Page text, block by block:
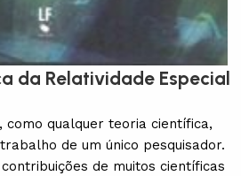
da Relatividade Especial
como qualquer teoria científica,
de um único pesquisador.
de muitos científicas